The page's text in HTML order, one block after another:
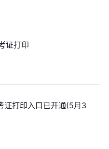
证打印
证打印入口已开通(5月3